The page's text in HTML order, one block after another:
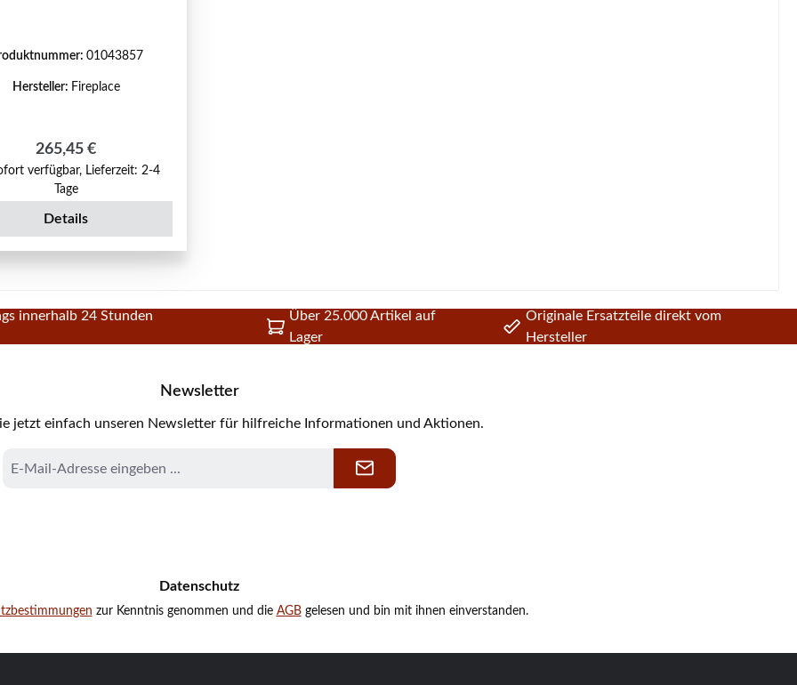
01043857
Hersteller: Fireplace
Regulärer Preis:
265,45 €
verfügbar, Lieferzeit: 2-4
Tage
Details
innerhalb 24 Stunden
Über 25.000 Artikel auf
Lager
Originale Ersatzteile direkt vom
Hersteller
Newsletter
jetzt einfach unseren Newsletter für hilfreiche Informationen und Aktionen.
Mail-
Datenschutz
zur Kenntnis genommen und die AGBgelesen und bin mit ihnen einverstanden.